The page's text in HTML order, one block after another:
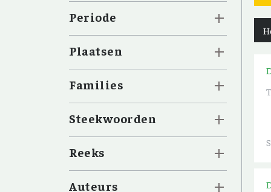
Periode
Plaatsen
Families
Steekwoorden
Reeks
Auteurs